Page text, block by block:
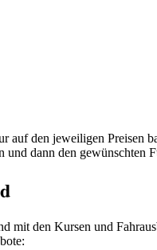
den jeweiligen Preisen
dann den gewünschten
mit den Kursen und